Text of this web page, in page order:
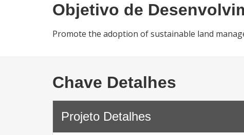
Objetivo de
Promote the adoption of sustainable land
Chave Detalhes
Projeto Detalhes